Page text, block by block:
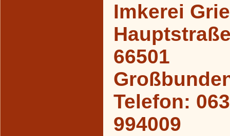
Imkerei
66501
Telefon:
994009